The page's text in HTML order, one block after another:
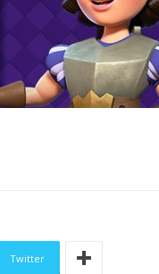
Twitter